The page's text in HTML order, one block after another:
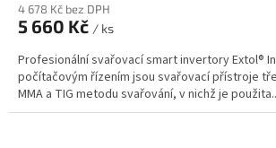
4 678 Kč bez DPH
5 660 Kč / ks
Profesionální svařovací smart invertory Extol®
počítačovým řízením jsou svařovací přístroje
MMA a TIG metodu svařování, v nichž je